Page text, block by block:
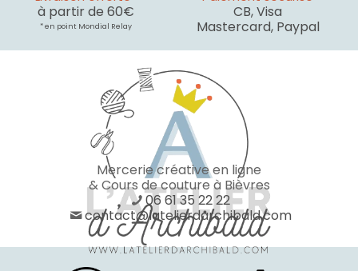
à partir de 60€
* en point Mondial Relay
CB, Visa
Mastercard, Paypal
Mercerie créative en ligne
& Cours de couture à Bièvres
06 61 35 22 22
contact@latelierdarchibald.com